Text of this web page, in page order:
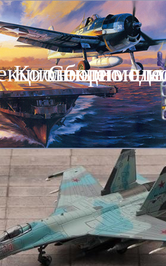
Сборные